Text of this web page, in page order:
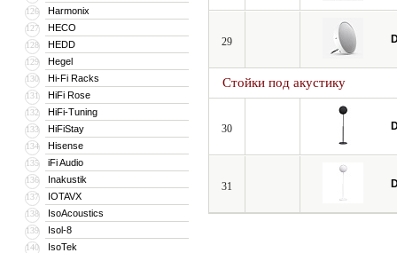
126 Harmonix
127 HECO
128 HEDD
129 Hegel
130 Hi-Fi Racks
131 HiFi Rose
132 HiFi-Tuning
133 HiFiStay
134 Hisense
135 iFi Audio
136 Inakustik
137 IOTAVX
138 IsoAcoustics
139 Isol-8
140 IsoTek
29
Стойки под акустику
30
31